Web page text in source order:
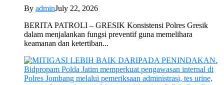
By adminJuly 22, 2026
BERITA PATROLI – GRESIK Konsistensi Polres Gresik
dalam menjalankan fungsi preventif guna memelihara
keamanan dan ketertiban...